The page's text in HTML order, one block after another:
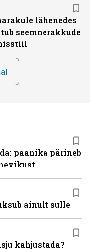
lähenedes
seemnerakkude
paanika pärineb
ainult sulle
kahjustada?